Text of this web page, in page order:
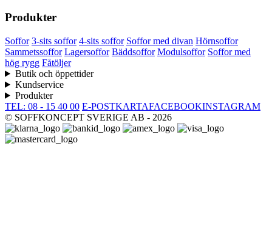
Produkter
Soffor 3-sits soffor 4-sits soffor Soffor med divan Hörnsoffor
Sammetssoffor Lagersoffor Bäddsoffor Modulsoffor Soffor med
hög rygg Fåtöljer
Butik och öppettider
Kundservice
Produkter
TEL: 08 - 15 40 00 E-POSTKARTAFACEBOOKINSTAGRAM
© SOFFKONCEPT SVERIGE AB - 2026